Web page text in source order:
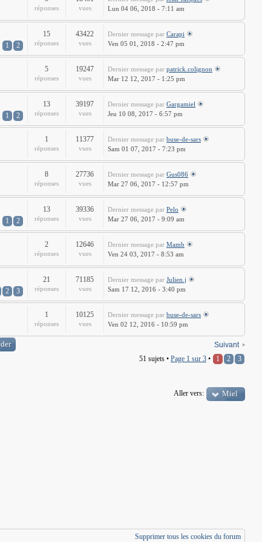
réponses vues
Lun 04 06, 2018 - 7:11 am
1 2
15
réponses
43422
vues
Dernier message par Carapi
Ven 05 01, 2018 - 2:47 pm
5
réponses
19247
vues
Dernier message par patrick.colignon
Mar 12 12, 2017 - 1:25 pm
1 2
13
réponses
39197
vues
Dernier message par Gargamiel
Jeu 10 08, 2017 - 6:57 pm
1
réponses
11377
vues
Dernier message par buse-de-sars
Sam 01 07, 2017 - 7:23 pm
8
réponses
27736
vues
Dernier message par Gus086
Mar 27 06, 2017 - 12:57 pm
1 2
13
réponses
39336
vues
Dernier message par Pelo
Mar 27 06, 2017 - 9:09 am
2
réponses
12646
vues
Dernier message par Mamb
Ven 24 03, 2017 - 8:53 am
2 3
21
réponses
71185
vues
Dernier message par Julien.j
Sam 17 12, 2016 - 3:40 pm
1
réponses
10125
vues
Dernier message par buse-de-sars
Ven 02 12, 2016 - 10:59 pm
Suivant
51 sujets • Page 1 sur 3 • 1 2 3
Aller vers:
Miel
Supprimer tous les cookies du forum